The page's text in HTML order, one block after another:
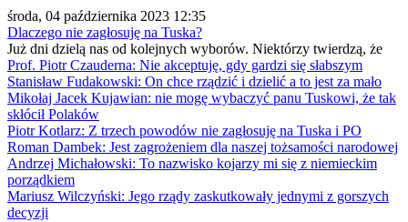
środa, 04 października 2023 12:35
Dlaczego nie zagłosuję na Tuska?
Już dni dzielą nas od kolejnych wyborów. Niektórzy twierdzą, że
Prof. Piotr Czauderna: Nie akceptuję, gdy gardzi się słabszym
Stanisław Fudakowski: On chce rządzić i dzielić a to jest za mało
Mikołaj Jacek Kujawian: nie mogę wybaczyć panu Tuskowi, że tak
skłócił Polaków
Piotr Kotlarz: Z trzech powodów nie zagłosuję na Tuska i PO
Roman Dambek: Jest zagrożeniem dla naszej tożsamości narodowej
Andrzej Michałowski: To nazwisko kojarzy mi się z niemieckim
porządkiem
Mariusz Wilczyński: Jego rządy zaskutkowały jednymi z gorszych
decyzji